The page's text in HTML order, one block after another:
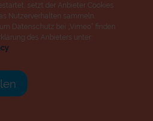
Cherson wieder auf" - Optimismus in der
setzt der Anbieter Cookies
Nutzerverhalten sammeln.
Datenschutz bei „Vimeo“ finden
des Anbieters unter: